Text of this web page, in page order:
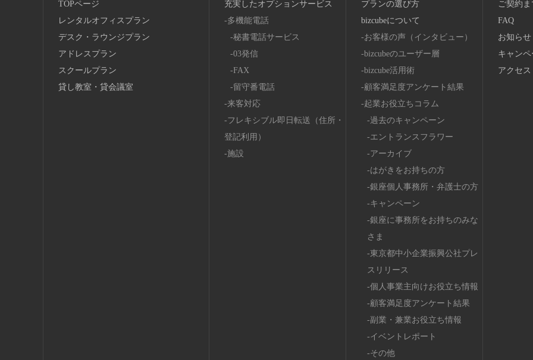
TOPページ
レンタルオフィスプラン
デスク・ラウンジプラン
アドレスプラン
スクールプラン
貸し教室・貸会議室
充実したオプションサービス
多機能電話
秘書電話サービス
03発信
FAX
留守番電話
来客対応
フレキシブル即日転送（住所・
登記利用）
施設
プランの選び方
bizcubeについて
お客様の声（インタビュー）
bizcubeのユーザー層
bizcube活用術
顧客満足度アンケート結果
起業お役立ちコラム
過去のキャンペーン
エントランスフラワー
アーカイブ
はがきをお持ちの方
銀座個人事務所・弁護士の方
キャンペーン
銀座に事務所をお持ちのみな
さま
東京都中小企業振興公社プレ
スリリース
個人事業主向けお役立ち情報
顧客満足度アンケート結果
副業・兼業お役立ち情報
イベントレポート
その他
ご契約
FAQ
お知らせ
キャンペ
アクセス